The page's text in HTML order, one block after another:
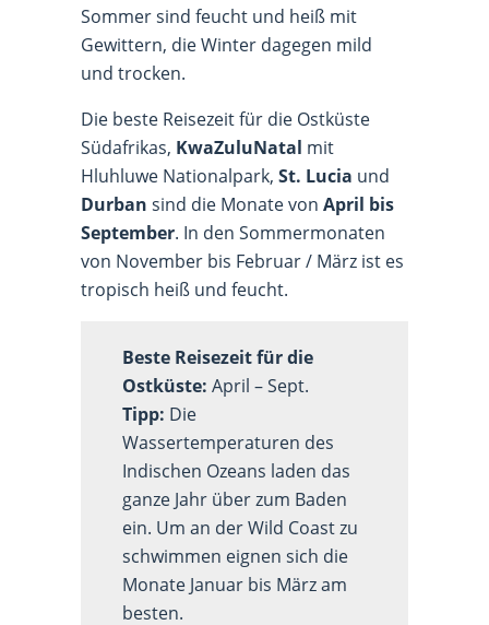
Sommer sind feucht und heiß mit
Gewittern, die Winter dagegen mild
und trocken.
Die beste Reisezeit für die Ostküste
Südafrikas, KwaZuluNatal mit
Hluhluwe Nationalpark, St. Lucia und
Durban sind die Monate von April bis
September. In den Sommermonaten
von November bis Februar / März ist es
tropisch heiß und feucht.
Beste Reisezeit für die
Ostküste: April – Sept.
Tipp: Die
Wassertemperaturen des
Indischen Ozeans laden das
ganze Jahr über zum Baden
ein. Um an der Wild Coast zu
schwimmen eignen sich die
Monate Januar bis März am
besten.